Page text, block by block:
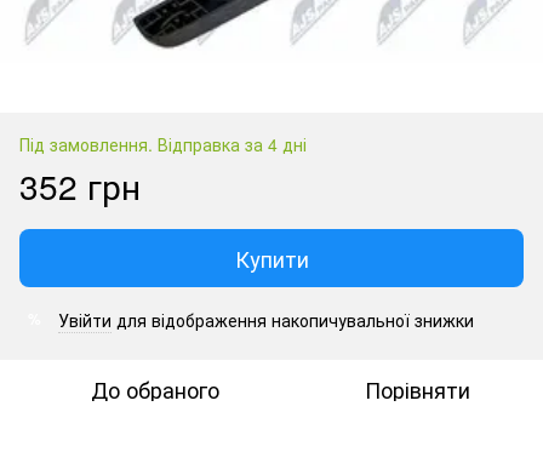
Під замовлення. Відправка за 4 дні
352 грн
Купити
Увійти для відображення накопичувальної знижки
До обраного Порівняти